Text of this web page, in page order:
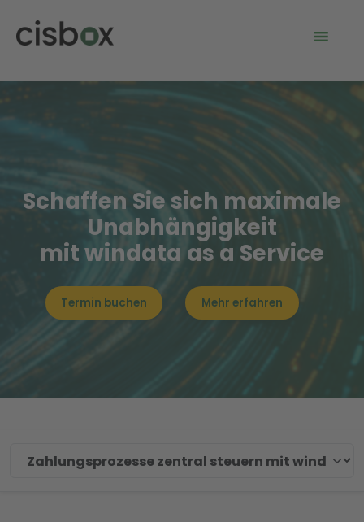
Schaffen Sie sich maximale
Unabhängigkeit
mit windata as a Service
Termin buchen Mehr erfahren